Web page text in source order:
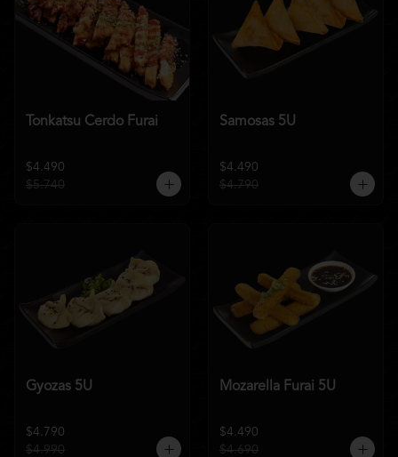
Tonkatsu Cerdo Furai
$4.490
$5.740
Samosas 5U
$4.490
$4.790
Gyozas 5U
$4.790
$4.990
Mozarella Furai 5U
$4.490
$4.690